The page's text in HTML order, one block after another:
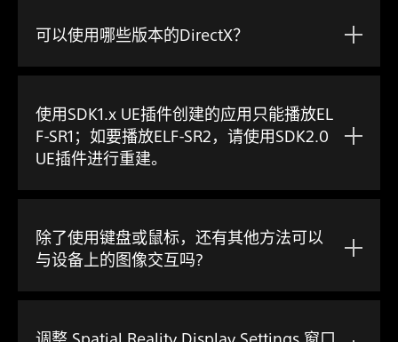
可以使用哪些版本的DirectX？
使用SDK1.x UE插件创建的应用只能播放EL
F-SR1；如要播放ELF-SR2，请使用SDK2.0
UE插件进行重建。
除了使用键盘或鼠标，还有其他方法可以
与设备上的图像交互吗?